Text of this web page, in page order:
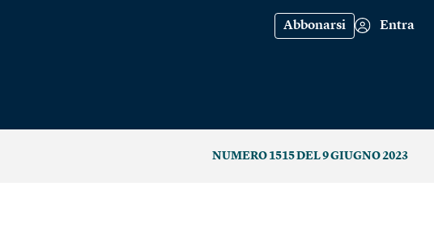
Abbonarsi Entra
NUMERO 1515 DEL 9 GIUGNO 2023